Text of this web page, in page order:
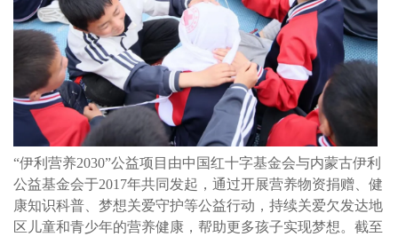
“伊利营养2030”公益项目由中国红十字基金会与内蒙古伊利
公益基金会于2017年共同发起，通过开展营养物资捐赠、健
康知识科普、梦想关爱守护等公益行动，持续关爱欠发达地
区儿童和青少年的营养健康，帮助更多孩子实现梦想。截至